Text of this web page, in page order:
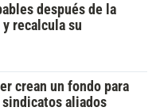
después de la
recalcula su
crean un fondo para
sindicatos aliados